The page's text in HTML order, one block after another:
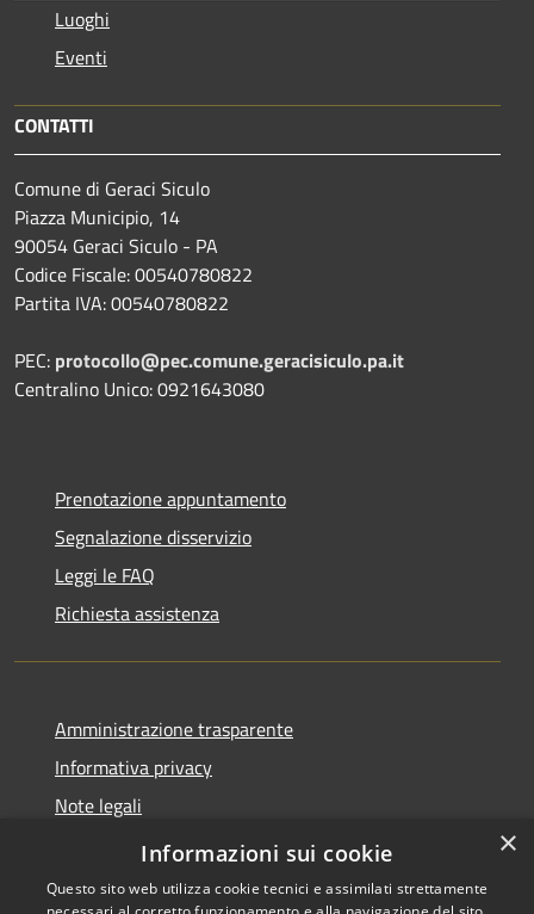
Luoghi
Eventi
CONTATTI
Comune di Geraci Siculo
Piazza Municipio, 14
90054 Geraci Siculo - PA
Codice Fiscale: 00540780822
Partita IVA: 00540780822
PEC: protocollo@pec.comune.geracisiculo.pa.it
Centralino Unico: 0921643080
Prenotazione appuntamento
Segnalazione disservizio
Leggi le FAQ
Richiesta assistenza
Amministrazione trasparente
Informativa privacy
Note legali
Dichiarazione di accessibilità
×
Informazioni sui cookie
Questo sito web utilizza cookie tecnici e assimilati strettamente